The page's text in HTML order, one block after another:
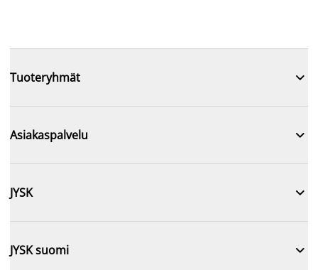
Tuoteryhmät 
Asiakaspalvelu 
JYSK 
JYSK suomi 